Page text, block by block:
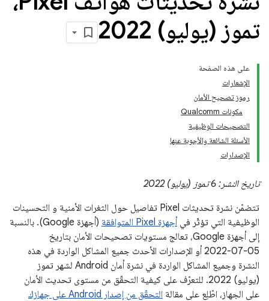
تموز (يوليو) 2022
على هذه الصفحة
الإشعارات
رموز تصحيح الأمان
مكونات Qualcomm
التصحيحات الوظيفية
الأسئلة الشائعة والأجوبة عنها
الإصدارات
تاريخ النشر: 6 تموز (يوليو) 2022
تتضمّن نشرة تحديثات Pixel تفاصيل حول الثغرات الأمنية و التحسينات
الوظيفية التي تؤثّر في أجهزة Pixel المتوافقة
(أجهزة Google). بالنسبة
إلى أجهزة Google، تعالج مستويات تصحيحات الأمان بتاريخ
05‏-07‏-2022 أو الإصدارات الأحدث جميع المشاكل الواردة في هذه
النشرة وجميع المشاكل الواردة في نشرة أمان Android لشهر تموز
(يوليو) 2022. للتعرّف على كيفية التحقّق من مستوى تحديث الأمان
على الجهاز، اطّلِع على مقالة
التحقّق من إصدار Android على جهازك